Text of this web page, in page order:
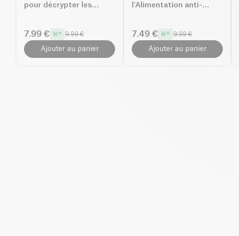
pour décrypter les
7.99 € 9.99 €
Ajouter au panier
l’Alimentation anti-
7.49 € 9.99 €
Ajouter au panier